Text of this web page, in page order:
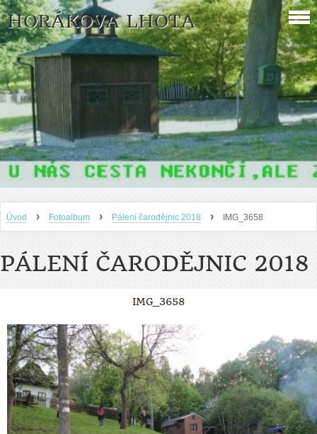
HORÁKOVA LHOTA
Úvod › Fotoalbum › Pálení čarodějnic 2018 › IMG_3658
PÁLENÍ ČARODĚJNIC 2018
IMG_3658